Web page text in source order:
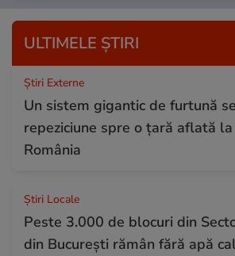
ULTIMELE ȘTIRI
Știri Externe
Un sistem gigantic de furtună
repeziciune spre o țară aflată
România
Știri Locale
Peste 3.000 de blocuri din
din București rămân fără apă